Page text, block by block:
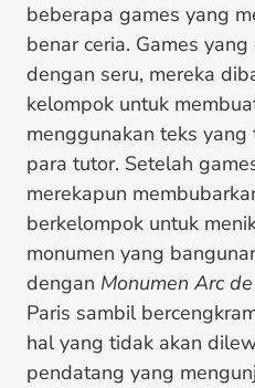
beberapa games yang
benar ceria. Games
dengan seru, mereka
kelompok untuk
menggunakan teks
para tutor. Setelah
merekapun
berkelompok untuk
monumen yang
dengan Monumen Arc
Paris sambil
hal yang tidak akan
pendatang yang